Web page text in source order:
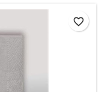
favorite_border